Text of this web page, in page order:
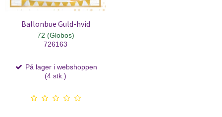
Ballonbue Guld-hvid
72 (Globos)
726163
På lager i webshoppen
(4 stk.)